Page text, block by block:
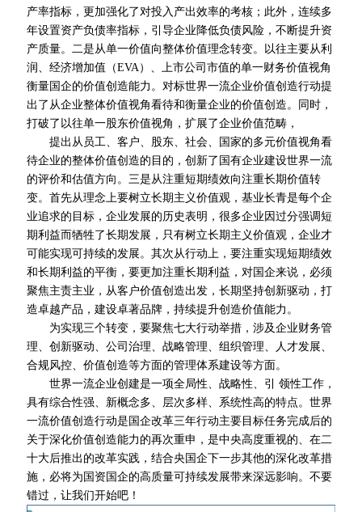
产率指标，更加强化了对投入产出效率的考核；此外，连续多
年设置资产负债率指标，引导企业降低负债风险，不断提升资
产质量。二是从单一价值向整体价值理念转变。以往主要从利
润、经济增加值（EVA）、上市公司市值的单一财务价值视角
衡量国企的价值创造能力。对标世界一流企业价值创造行动提
出了从企业整体价值视角看待和衡量企业的价值创造。同时，
打破了以往单一股东价值视角，扩展了企业价值范畴，
提出从员工、客户、股东、社会、国家的多元价值视角看
待企业的整体价值创造的目的，创新了国有企业建设世界一流
的评价和估值方向。三是从注重短期绩效向注重长期价值转
变。首先从理念上要树立长期主义价值观，基业长青是每个企
业追求的目标，企业发展的历史表明，很多企业因过分强调短
期利益而牺牲了长期发展，只有树立长期主义价值观，企业才
可能实现可持续的发展。其次从行动上，要注重实现短期绩效
和长期利益的平衡，要更加注重长期利益，对国企来说，必须
聚焦主责主业，从客户价值创造出发，长期坚持创新驱动，打
造卓越产品，建设卓著品牌，持续提升创造价值能力。
为实现三个转变，要聚焦七大行动举措，涉及企业财务管
理、创新驱动、公司治理、战略管理、组织管理、人才发展、
合规风控、价值创造等方面的管理体系建设等方面。
世界一流企业创建是一项全局性、战略性、 引 领性工作，
具有综合性强、新概念多、层次多样、系统性高的特点。世界
一流价值创造行动是国企改革三年行动主要目标任务完成后的
关于深化价值创造能力的再次重申，是中央高度重视的、在二
十大后推出的改革实践，结合央国企下一步其他的深化改革措
施，必将为国资国企的高质量可持续发展带来深远影响。不要
错过，让我们开始吧！